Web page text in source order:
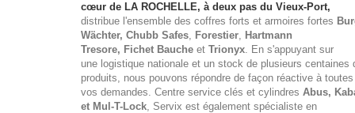
cœur de LA ROCHELLE, à deux pas du Vieux-Port,
distribue l'ensemble des coffres forts et armoires fortes
Wächter, Chubb Safes, Forestier, Hartmann
Tresore, Fichet Bauche et Trionyx. En s'appuyant sur
une logistique nationale et un stock de plusieurs centaines
produits, nous pouvons répondre de façon réactive à toutes
vos demandes. Centre service clés et cylindres Abus,
et Mul-T-Lock, Servix est également spécialiste en